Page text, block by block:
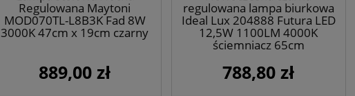
Regulowana Maytoni
MOD070TL-L8B3K Fad 8W
3000K 47cm x 19cm czarny
889,00 zł
regulowana lampa biurkowa
Ideal Lux 204888 Futura LED
12,5W 1100LM 4000K
ściemniacz 65cm
788,80 zł